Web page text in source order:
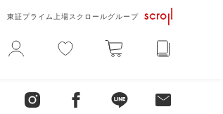
東証プライム上場スクロールグループ